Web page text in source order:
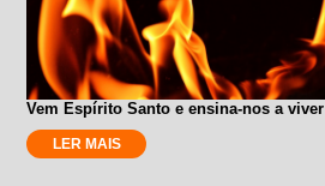
Vem Espírito Santo e ensina-nos a viver
LER MAIS